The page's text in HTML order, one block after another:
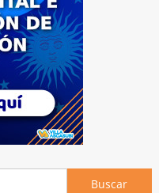
Buscar: